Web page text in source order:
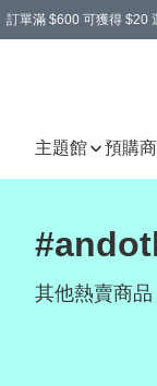
訂單滿 $600 可獲得 $20
主題館 預購
其他熱賣商品